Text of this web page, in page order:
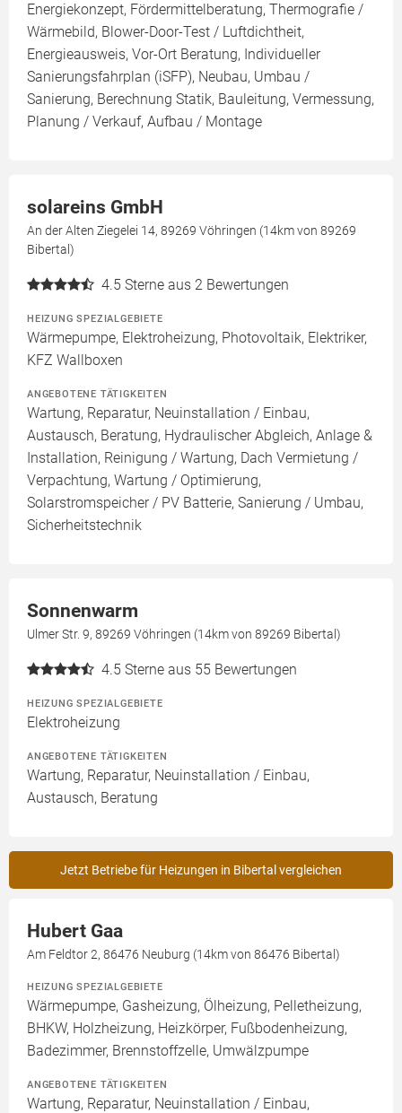
Energiekonzept, Fördermittelberatung, Thermografie /
Wärmebild, Blower-Door-Test / Luftdichtheit,
Energieausweis, Vor-Ort Beratung, Individueller
Sanierungsfahrplan (iSFP), Neubau, Umbau /
Sanierung, Berechnung Statik, Bauleitung, Vermessung,
Planung / Verkauf, Aufbau / Montage
solareins GmbH
An der Alten Ziegelei 14, 89269 Vöhringen (14km von 89269
Bibertal)
4.5 Sterne aus 2 Bewertungen
HEIZUNG SPEZIALGEBIETE
Wärmepumpe, Elektroheizung, Photovoltaik, Elektriker,
KFZ Wallboxen
ANGEBOTENE TÄTIGKEITEN
Wartung, Reparatur, Neuinstallation / Einbau,
Austausch, Beratung, Hydraulischer Abgleich, Anlage &
Installation, Reinigung / Wartung, Dach Vermietung /
Verpachtung, Wartung / Optimierung,
Solarstromspeicher / PV Batterie, Sanierung / Umbau,
Sicherheitstechnik
Sonnenwarm
Ulmer Str. 9, 89269 Vöhringen (14km von 89269 Bibertal)
4.5 Sterne aus 55 Bewertungen
HEIZUNG SPEZIALGEBIETE
Elektroheizung
ANGEBOTENE TÄTIGKEITEN
Wartung, Reparatur, Neuinstallation / Einbau,
Austausch, Beratung
Jetzt Betriebe für Heizungen in Bibertal vergleichen
Hubert Gaa
Am Feldtor 2, 86476 Neuburg (14km von 86476 Bibertal)
HEIZUNG SPEZIALGEBIETE
Wärmepumpe, Gasheizung, Ölheizung, Pelletheizung,
BHKW, Holzheizung, Heizkörper, Fußbodenheizung,
Badezimmer, Brennstoffzelle, Umwälzpumpe
ANGEBOTENE TÄTIGKEITEN
Wartung, Reparatur, Neuinstallation / Einbau,